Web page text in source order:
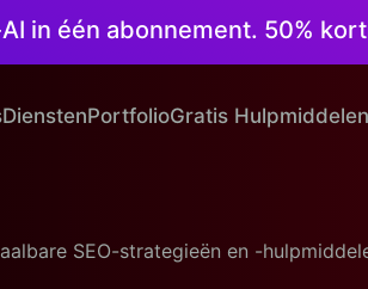
in één abonnement. 50%
DienstenPortfolioGratis Hulpmiddelen
SEO-strategieën en -